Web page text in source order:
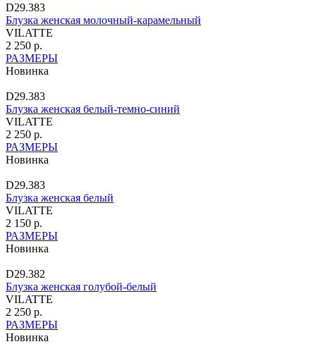
D29.383
Блузка женская молочный-карамельный
VILATTE
2 250 р.
РАЗМЕРЫ
Новинка
D29.383
Блузка женская белый-темно-синий
VILATTE
2 250 р.
РАЗМЕРЫ
Новинка
D29.383
Блузка женская белый
VILATTE
2 150 р.
РАЗМЕРЫ
Новинка
D29.382
Блузка женская голубой-белый
VILATTE
2 250 р.
РАЗМЕРЫ
Новинка